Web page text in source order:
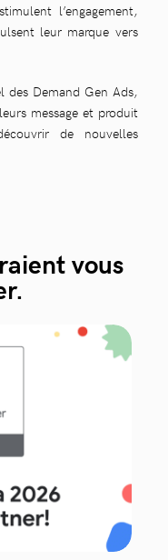
l’engagement,
leur marque vers
Demand Gen Ads,
message et produit
de nouvelles
vous